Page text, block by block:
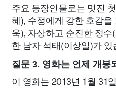
주요 등장인물로는 멋진
혜), 수정에게 강한 호감
욱), 자상하고 순진한 정
한 남자 석태(이상일)가 있
질문 3. 영화는 언제 개봉
이 영화는 2013년 1월 31